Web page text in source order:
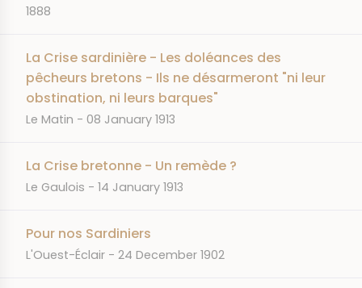
1888
La Crise sardinière - Les doléances des
pêcheurs bretons - Ils ne désarmeront "ni leur
obstination, ni leurs barques"
JOURNAL
Le Matin DATE
08 January 1913
La Crise bretonne - Un remède ?
JOURNAL
Le Gaulois DATE
14 January 1913
Pour nos Sardiniers
JOURNAL
L'Ouest-Éclair DATE
24 December 1902